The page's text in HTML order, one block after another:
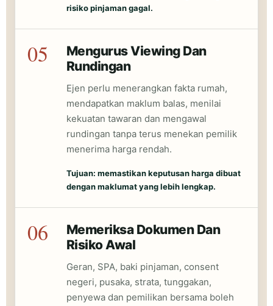
risiko pinjaman gagal.
05
Mengurus Viewing Dan
Rundingan
Ejen perlu menerangkan fakta rumah,
mendapatkan maklum balas, menilai
kekuatan tawaran dan mengawal
rundingan tanpa terus menekan pemilik
menerima harga rendah.
Tujuan: memastikan keputusan harga dibuat
dengan maklumat yang lebih lengkap.
06
Memeriksa Dokumen Dan
Risiko Awal
Geran, SPA, baki pinjaman, consent
negeri, pusaka, strata, tunggakan,
penyewa dan pemilikan bersama boleh